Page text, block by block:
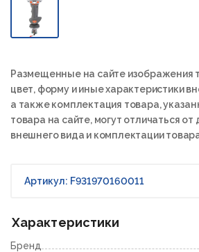
Размещенные на сайте изображения
цвет, форму и иные характеристики
а также комплектация товара,
товара на сайте, могут отличаться от
внешнего вида и комплектации
Артикул: F931970160011
Характеристики
Бренд